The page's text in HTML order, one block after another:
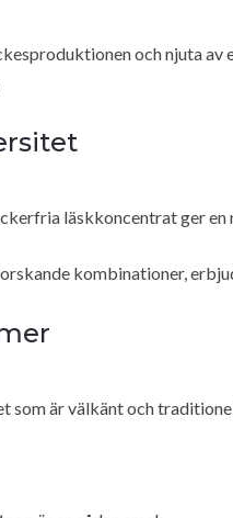
och njuta av
läskkoncentrat ger
kombinationer,
som är välkänt och